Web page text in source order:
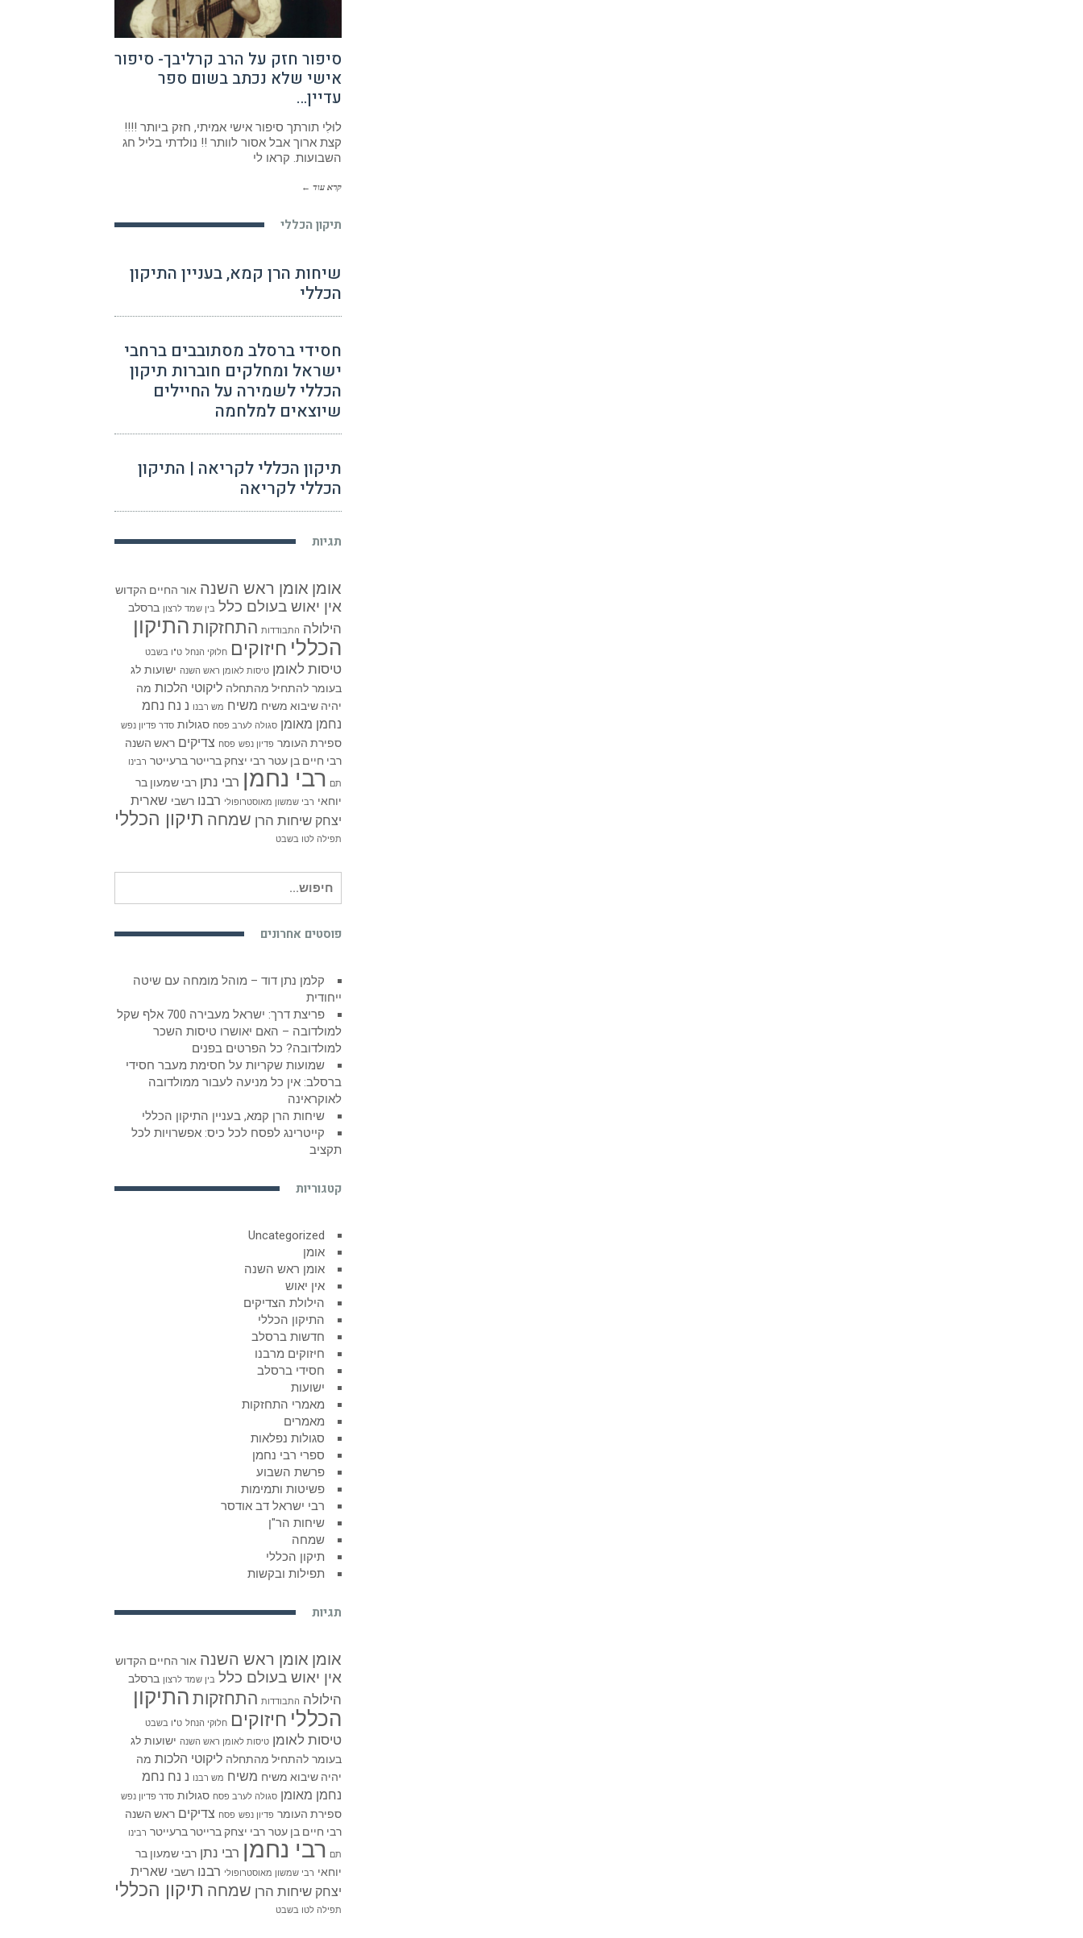
סיפור חזק על הרב קרליבך- סיפור
אישי שלא נכתב בשום ספר
עדיין…
לוּלִי תורתך סיפור אישי אמיתי, חזק ביותר !!!!
קצת ארוך אבל אסור לוותר !! נולדתי בליל חג
השבועות. קראו לי
קרא עוד ←
תיקון הכללי
שיחות הרן קמא, בעניין התיקון
הכללי
חסידי ברסלב מסתובבים ברחבי
ישראל ומחלקים חוברות תיקון
הכללי לשמירה על החיילים
שיוצאים למלחמה
תיקון הכללי לקריאה | התיקון
הכללי לקריאה
תגיות
אומן אומן ראש השנה אור החיים הקדוש
אין יאוש בעולם כלל בין שמד לרצון ברסלב
הילולה התבודדות התחזקות התיקון
הכללי חיזוקים חלוקי הנחל ט"ו בשבט
טיסות לאומן טיסות לאומן ראש השנה ישועות לג
בעומר להתחיל מהתחלה ליקוטי הלכות מה
יהיה שיבוא משיח משיח מש רבנו נ נח נחמ
נחמן מאומן סגולה לערב פסח סגולות סדר פדיון נפש
ספירת העומר פדיון נפש פסח צדיקים ראש השנה
רבי חיים בן עטר רבי יצחק ברייטר ברעייטר רבינו
תם רבי נחמן רבי נתן רבי שמעון בר
יוחאי רבי שמשון מאוסטרופולי רבנו רשבי שארית
יצחק שיחות הרן שמחה תיקון הכללי
תפילה לטו בשבט
עבור:
פוסטים אחרונים
קלמן נתן דוד – מוהל מומחה עם שיטה
ייחודית
פריצת דרך: ישראל מעבירה 700 אלף שקל
למולדובה – האם יאושרו טיסות השכר
למולדובה? כל הפרטים בפנים
שמועות שקריות על חסימת מעבר חסידי
ברסלב: אין כל מניעה לעבור ממולדובה
לאוקראינה
שיחות הרן קמא, בעניין התיקון הכללי
קייטרינג לפסח לכל כיס: אפשרויות לכל
תקציב
קטגוריות
Uncategorized
אומן
אומן ראש השנה
אין יאוש
הילולת הצדיקים
התיקון הכללי
חדשות ברסלב
חיזוקים מרבנו
חסידי ברסלב
ישועות
מאמרי התחזקות
מאמרים
סגולות נפלאות
ספרי רבי נחמן
פרשת השבוע
פשיטות ותמימות
רבי ישראל דב אודסר
שיחות הר"ן
שמחה
תיקון הכללי
תפילות ובקשות
תגיות
אומן אומן ראש השנה אור החיים הקדוש
אין יאוש בעולם כלל בין שמד לרצון ברסלב
הילולה התבודדות התחזקות התיקון
הכללי חיזוקים חלוקי הנחל ט"ו בשבט
טיסות לאומן טיסות לאומן ראש השנה ישועות לג
בעומר להתחיל מהתחלה ליקוטי הלכות מה
יהיה שיבוא משיח משיח מש רבנו נ נח נחמ
נחמן מאומן סגולה לערב פסח סגולות סדר פדיון נפש
ספירת העומר פדיון נפש פסח צדיקים ראש השנה
רבי חיים בן עטר רבי יצחק ברייטר ברעייטר רבינו
תם רבי נחמן רבי נתן רבי שמעון בר
יוחאי רבי שמשון מאוסטרופולי רבנו רשבי שארית
יצחק שיחות הרן שמחה תיקון הכללי
תפילה לטו בשבט